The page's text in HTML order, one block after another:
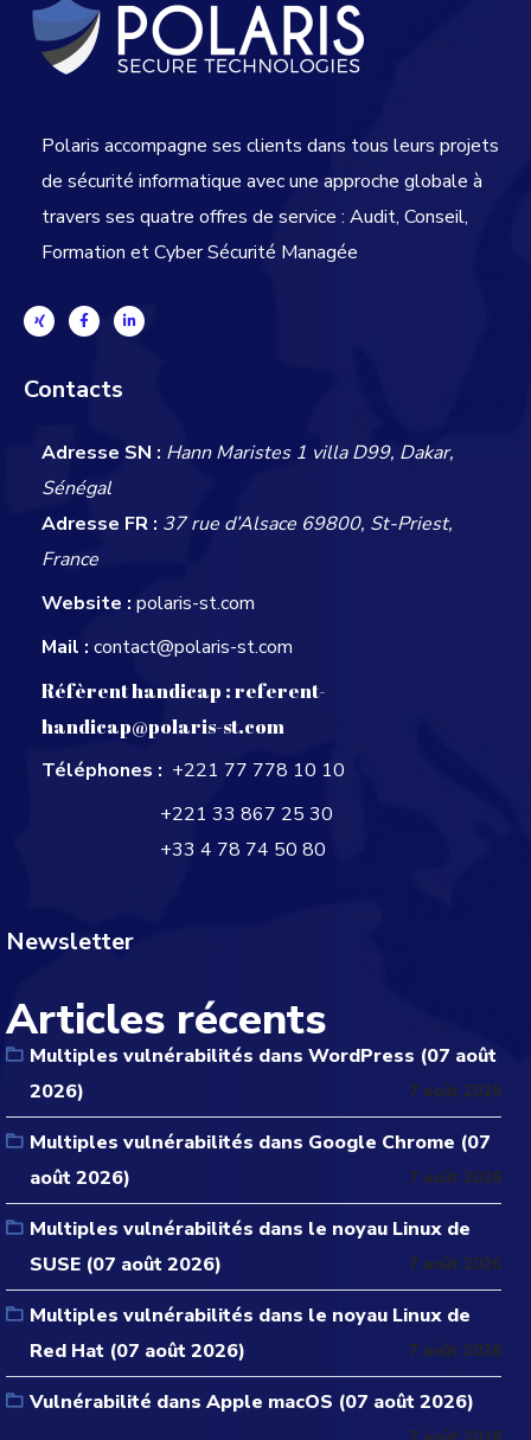
Polaris accompagne ses clients dans tous leurs projets
de sécurité informatique avec une approche globale à
travers ses quatre offres de service : Audit, Conseil,
Formation et Cyber Sécurité Managée
Contacts
Adresse SN : Hann Maristes 1 villa D99, Dakar,
Sénégal
Adresse FR : 37 rue d’Alsace 69800, St-Priest,
France
Website : polaris-st.com
Mail : contact@polaris-st.com
Réfèrent handicap :referent-
handicap@polaris-st.com
Téléphones : +221 77 778 10 10
+221 33 867 25 30
+33 4 78 74 50 80
Newsletter
Articles récents
Multiples vulnérabilités dans WordPress (07 août
2026)
7 août 2026
Multiples vulnérabilités dans Google Chrome (07
août 2026)
7 août 2026
Multiples vulnérabilités dans le noyau Linux de
SUSE (07 août 2026)
7 août 2026
Multiples vulnérabilités dans le noyau Linux de
Red Hat (07 août 2026)
7 août 2026
Vulnérabilité dans Apple macOS (07 août 2026)